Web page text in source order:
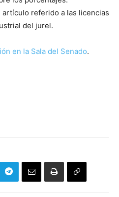
artículo referido a las licencias
del jurel.
en la Sala del Senado.